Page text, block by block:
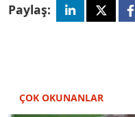
Paylaş:
ÇOK OKUNANLAR